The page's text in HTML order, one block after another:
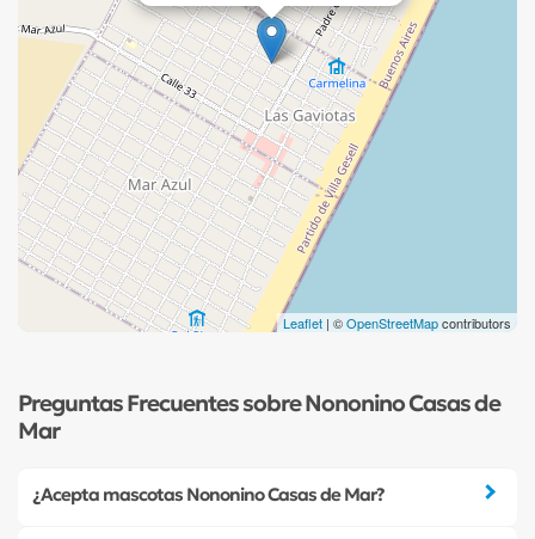
Leaflet | ©OpenStreetMapcontributors
Preguntas Frecuentes sobre Nononino Casas de
Mar
¿Acepta mascotas Nononino Casas de Mar?